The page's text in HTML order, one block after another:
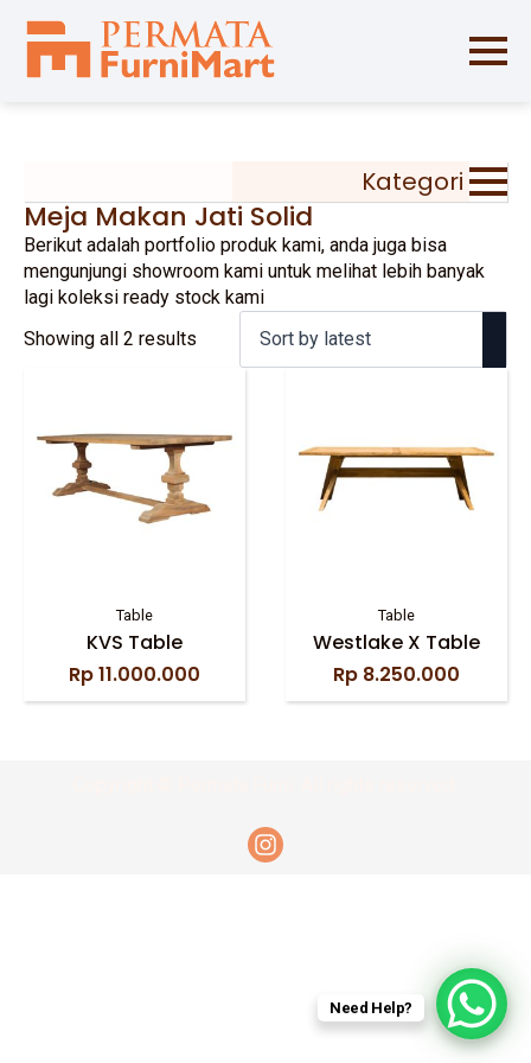
Kategori
Meja Makan Jati Solid
Berikut adalah portfolio produk kami, anda juga bisa
mengunjungi showroom kami untuk melihat lebih banyak
lagi koleksi ready stock kami
Showing all 2 results
Table
KVS Table
Rp11.000.000
Table
Westlake X Table
Rp8.250.000
Need Help?